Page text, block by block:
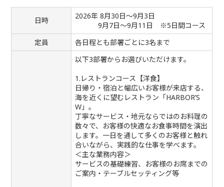
日時
2026年 8月30日～9月3日
9月7日～9月11日 ※5日間コース
定員
各日程とも部署ごとに3名まで
以下3部署からお選びいただけます。
1.レストランコース【洋食】
日帰り・宿泊と幅広いお客様が来店する、
海を近くに望むレストラン「HARBOR’S
W」。
丁寧なサービス・地元ならではのお料理の
数々で、お客様の快適なお食事時間を演出
します。一日を通して多くのお客様と触れ
合いながら、実践的な仕事を学べます。
＜主な業務内容＞
サービスの基礎練習、お客様のお席までの
ご案内・テーブルセッティング等